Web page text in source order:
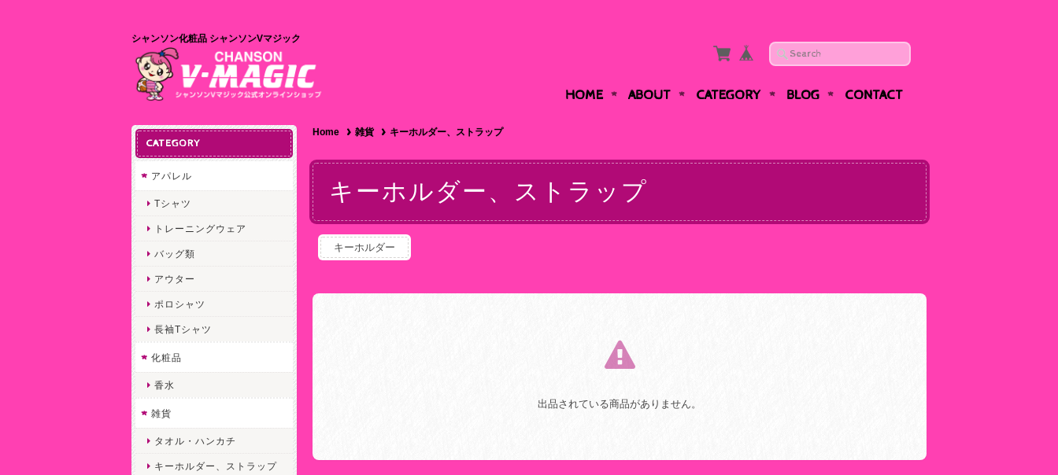
シャンソン化粧品 シャンソンVマジック
HOME ABOUT CATEGORY BLOG CONTACT
Home 雑貨 キーホルダー、ストラップ
キーホルダー、ストラップ
キーホルダー
出品されている商品がありません。
CATEGORY
アパレル
Tシャツ
トレーニングウェア
バッグ類
アウター
ポロシャツ
長袖Tシャツ
化粧品
香水
雑貨
タオル・ハンカチ
キーホルダー、ストラップ